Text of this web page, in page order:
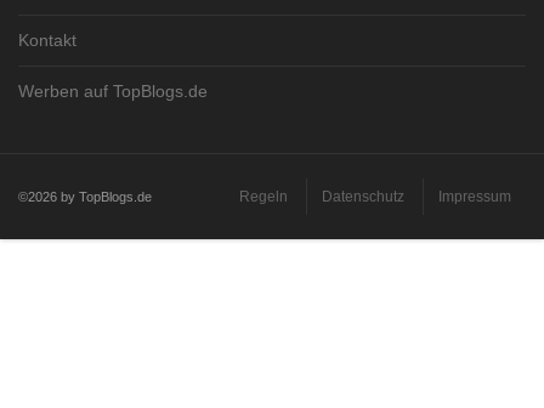
Kontakt
Werben auf TopBlogs.de
©2026 by TopBlogs.de Regeln Datenschutz Impressum